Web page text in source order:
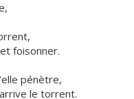
foisonner.
pénètre,
le torrent.